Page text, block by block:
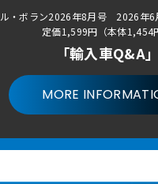
ル・ボラン2026年8月号 2026年6
定価1,599円（本体1,454
「輸入車Q&A」
MORE